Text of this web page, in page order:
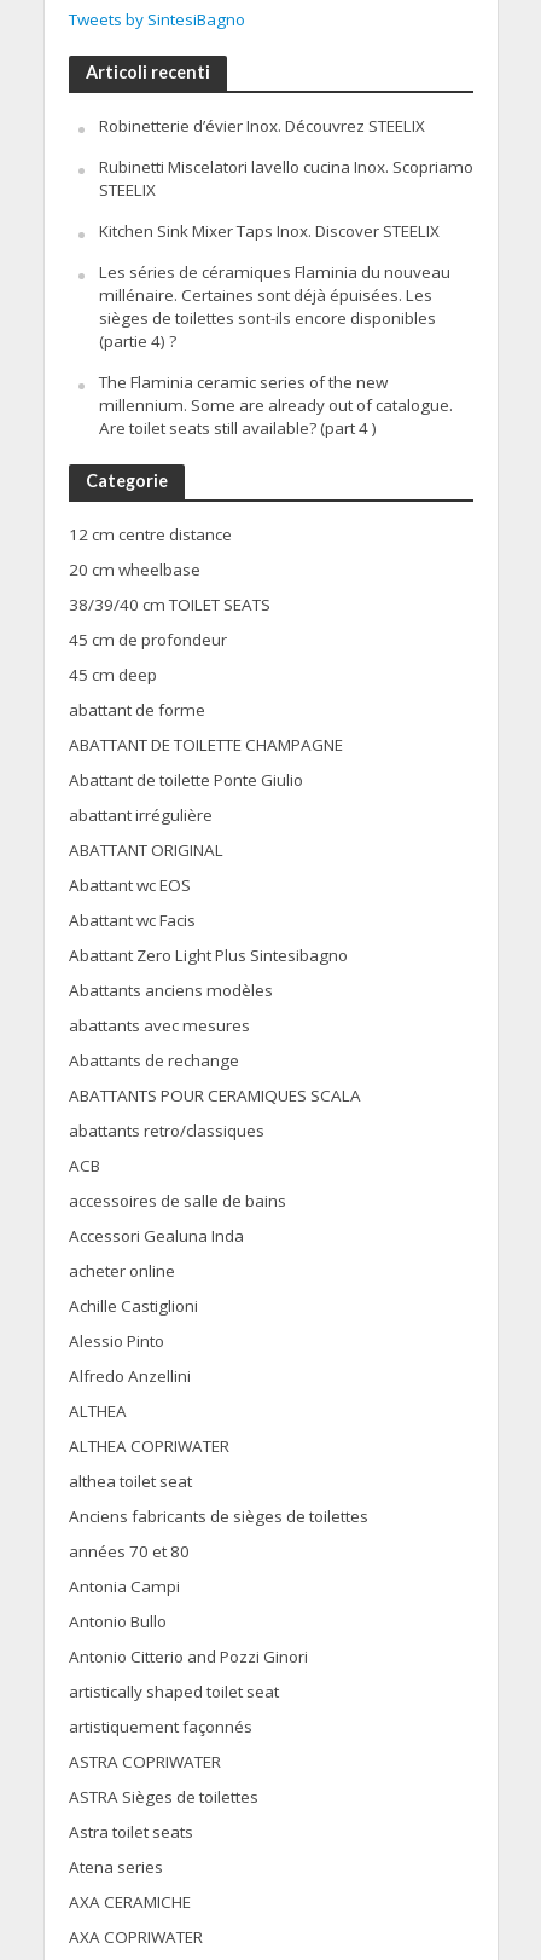
Tweets by SintesiBagno
Articoli recenti
Robinetterie d’évier Inox. Découvrez STEELIX
Rubinetti Miscelatori lavello cucina Inox. Scopriamo
STEELIX
Kitchen Sink Mixer Taps Inox. Discover STEELIX
Les séries de céramiques Flaminia du nouveau
millénaire. Certaines sont déjà épuisées. Les
sièges de toilettes sont-ils encore disponibles
(partie 4) ?
The Flaminia ceramic series of the new
millennium. Some are already out of catalogue.
Are toilet seats still available? (part 4 )
Categorie
12 cm centre distance
20 cm wheelbase
38/39/40 cm TOILET SEATS
45 cm de profondeur
45 cm deep
abattant de forme
ABATTANT DE TOILETTE CHAMPAGNE
Abattant de toilette Ponte Giulio
abattant irrégulière
ABATTANT ORIGINAL
Abattant wc EOS
Abattant wc Facis
Abattant Zero Light Plus Sintesibagno
Abattants anciens modèles
abattants avec mesures
Abattants de rechange
ABATTANTS POUR CERAMIQUES SCALA
abattants retro/classiques
ACB
accessoires de salle de bains
Accessori Gealuna Inda
acheter online
Achille Castiglioni
Alessio Pinto
Alfredo Anzellini
ALTHEA
ALTHEA COPRIWATER
althea toilet seat
Anciens fabricants de sièges de toilettes
années 70 et 80
Antonia Campi
Antonio Bullo
Antonio Citterio and Pozzi Ginori
artistically shaped toilet seat
artistiquement façonnés
ASTRA COPRIWATER
ASTRA Sièges de toilettes
Astra toilet seats
Atena series
AXA CERAMICHE
AXA COPRIWATER